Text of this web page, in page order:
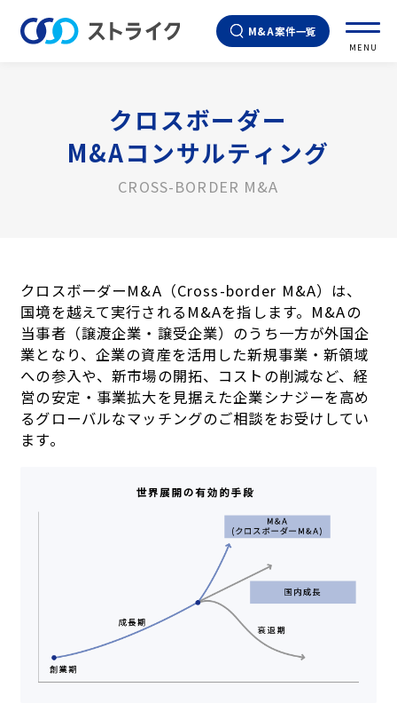
M&A案件一覧
MENU
クロスボーダー
M&Aコンサルティング
CROSS-BORDER M&A
クロスボーダーM&A（Cross-border M&A）は、
国境を越えて実行されるM&Aを指します。M&Aの
当事者（譲渡企業・譲受企業）のうち一方が外国企
業となり、企業の資産を活用した新規事業・新領域
への参入や、新市場の開拓、コストの削減など、経
営の安定・事業拡大を見据えた企業シナジーを高め
るグローバルなマッチングのご相談をお受けしてい
ます。